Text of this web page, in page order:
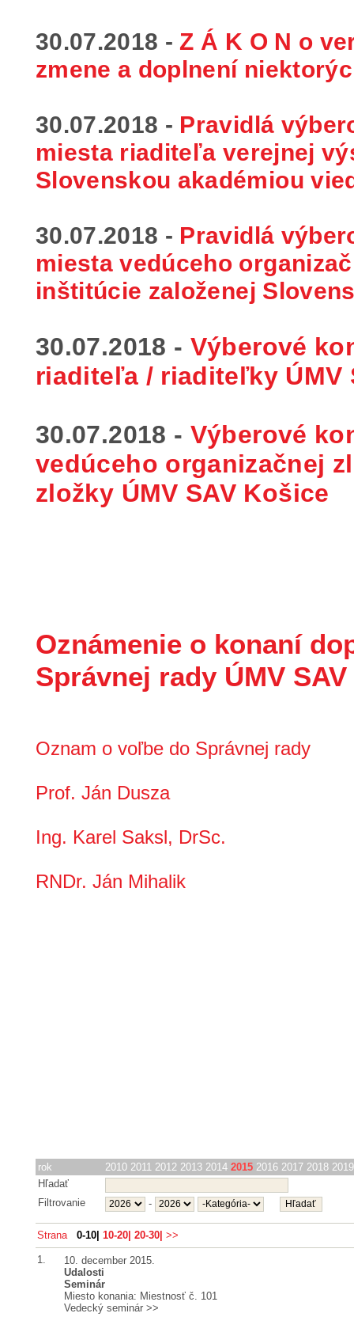
30.07.2018 -Z Á K O N o
zmene a doplnení
30.07.2018 - Pravidlá
miesta riaditeľa verejnej
Slovenskou akadémiou
30.07.2018 - Pravidlá
miesta vedúceho
inštitúcie založenej
30.07.2018 - Výberové
riaditeľa / riaditeľkyÚMV
30.07.2018 - Výberové
vedúceho organizačnej
zložky ÚMV SAV Košice
Oznámenie o konaní
Správnej rady ÚMV SAV
Oznam o voľbe do Správnej rady
Prof. Ján Dusza
Ing. Karel Saksl, DrSc.
RNDr. Ján Mihalik
rok 2010 2011 2012 2013 2014 2015 2016 2017 2018 2019
Hľadať
Filtrovanie
-
Strana 0-10| 10-20| 20-30| >>
1.
10. december 2015.
Udalosti
Seminár
Miesto konania: Miestnosť č. 101
Vedecký seminár >>